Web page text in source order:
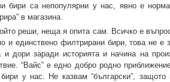
бири са непопулярни у нас, явно е
в магазина.
реши, неща я опита сам. Всичко е
и единствено филтрирани бири, това не е
дори заради историята и начина на
“Вайс” е едно добро родно
у нас. Не казвам “български”,